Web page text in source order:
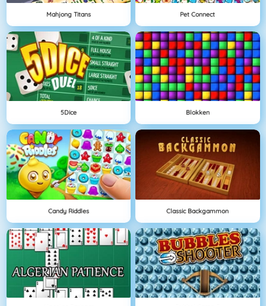
Mahjong Titans Pet Connect
5Dice Blokken
Candy Riddles Classic Backgammon